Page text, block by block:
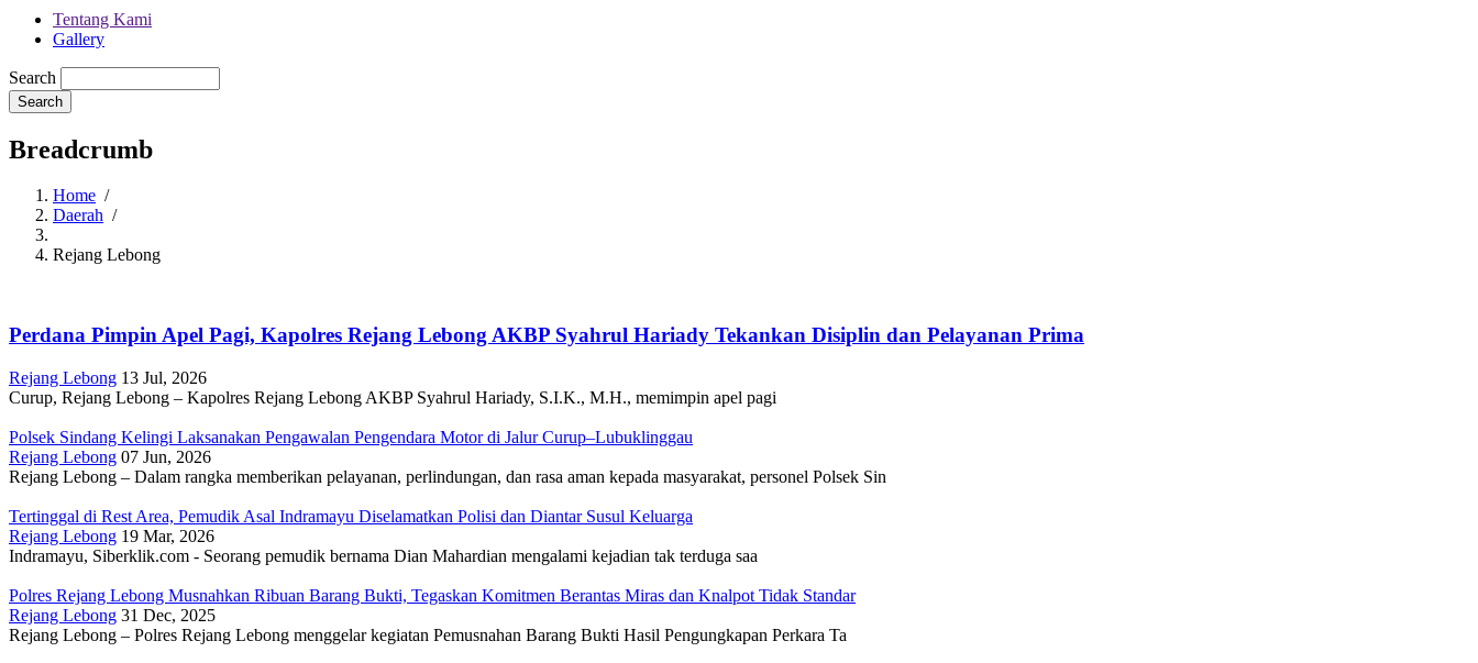
Tentang Kami
Gallery
Search
Breadcrumb
Home /
Daerah /
Rejang Lebong
Perdana Pimpin Apel Pagi, Kapolres Rejang Lebong AKBP Syahrul Hariady Tekankan Disiplin dan Pelayanan Prima
Rejang Lebong 13 Jul, 2026
Curup, Rejang Lebong – Kapolres Rejang Lebong AKBP Syahrul Hariady, S.I.K., M.H., memimpin apel pagi
Polsek Sindang Kelingi Laksanakan Pengawalan Pengendara Motor di Jalur Curup–Lubuklinggau
Rejang Lebong 07 Jun, 2026
Rejang Lebong – Dalam rangka memberikan pelayanan, perlindungan, dan rasa aman kepada masyarakat, personel Polsek Sin
Tertinggal di Rest Area, Pemudik Asal Indramayu Diselamatkan Polisi dan Diantar Susul Keluarga
Rejang Lebong 19 Mar, 2026
Indramayu, Siberklik.com - Seorang pemudik bernama Dian Mahardian mengalami kejadian tak terduga saa
Polres Rejang Lebong Musnahkan Ribuan Barang Bukti, Tegaskan Komitmen Berantas Miras dan Knalpot Tidak Standar
Rejang Lebong 31 Dec, 2025
Rejang Lebong – Polres Rejang Lebong menggelar kegiatan Pemusnahan Barang Bukti Hasil Pengungkapan Perkara Ta